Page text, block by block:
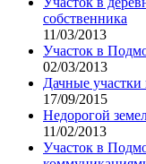
собственника
11/03/2013
Участок в
02/03/2013
Дачные участки
17/09/2015
Недорогой
11/02/2013
Участок в